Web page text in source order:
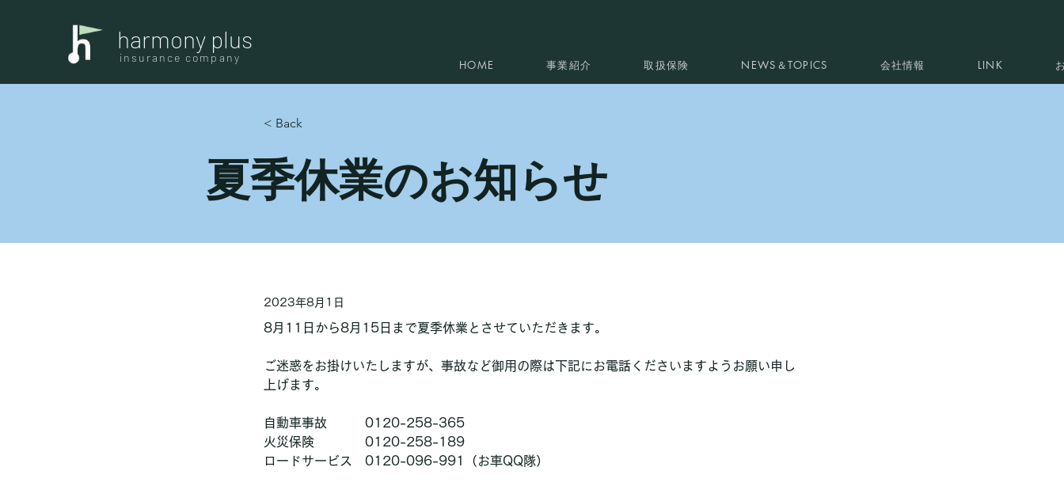
harmony plus
insurance company
HOME 事業紹介 取扱保険 NEWS＆TOPICS 会社情報 LINK
< Back
夏季休業のお知らせ
2023年8月1日
8月11日から8月15日まで夏季休業とさせていただきます。
ご迷惑をお掛けいたしますが、事故など御用の際は下記にお電話くださいますようお願い申し
上げます。
自動車事故　　　0120-258-365
火災保険　　　　0120-258-189
ロードサービス　0120-096-991（お車QQ隊）